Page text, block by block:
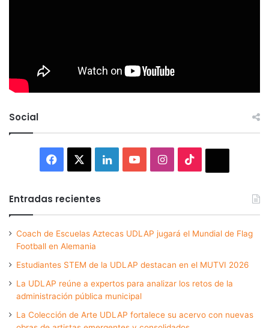
Social
Facebook LinkedInYouTubeInstagram
Entradas recientes
Coach de Escuelas Aztecas UDLAP jugará el Mundial de Flag
Football en Alemania
Estudiantes STEM de la UDLAP destacan en el MUTVI 2026
La UDLAP reúne a expertos para analizar los retos de la
administración pública municipal
La Colección de Arte UDLAP fortalece su acervo con nuevas